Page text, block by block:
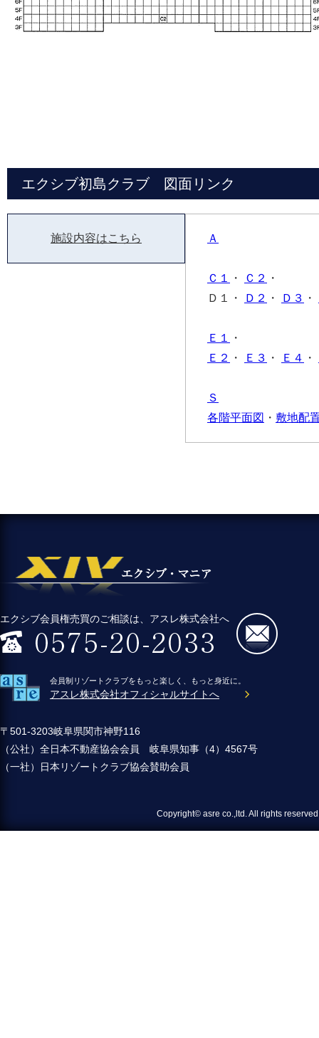
エクシブ初島クラブ 図面リンク
施設内容はこちら Ａ
Ｃ１ ・ Ｃ２
・
Ｄ１・
Ｄ２ ・ Ｄ３ ・
Ｅ１
・
Ｅ２
・ Ｅ３ ・ Ｅ４ ・
Ｓ
各階平面図 ・ 敷地配
エクシブ会員権売買のご相談は、アスレ株式会社へ
会員制リゾートクラブをもっと楽しく、もっと身近に。
アスレ株式会社オフィシャルサイトへ
〒501-3203岐阜県関市神野116
（公社）全日本不動産協会会員 岐阜県知事（4）4567号
（一社）日本リゾートクラブ協会賛助会員
Copyright© asre co.,ltd. All rights